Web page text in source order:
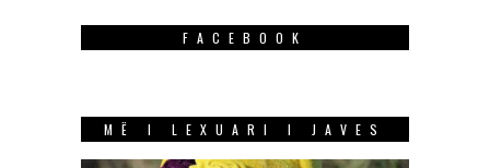
FACEBOOK
MË I LEXUARI I JAVES